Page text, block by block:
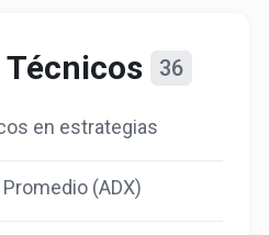
36
en estrategias
(ADX)